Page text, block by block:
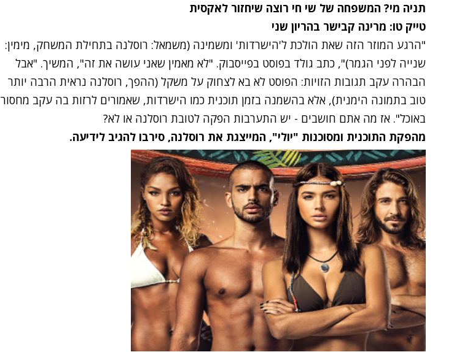
תניה מי? המשפחה של שי חי רוצה שיחזור לאקסית
טייק טו: מרינה קבישר בהריון שני
"הרגע המוזר הזה שאת הולכת ל'הישרדות' ומשמינה (משמאל: רוסלנה בתחילת המשחק, מימין:
שנייה לפני הגמר)", כתב גולד בפוסט בפייסבוק. "לא מאמין שאני עושה את זה", המשיך. "אבל
הבהרה עקב תגובות הזויות: הפוסט לא בא לצחוק על משקל (ההפך, רוסלנה נראית הרבה יותר
טוב בתמונה הימנית), אלא בהשמנה בזמן תוכנית כמו הישרדות, שאמורים לרזות בה עקב מחסור
באוכל". אז מה אתם חושבים - יש התערבות הפקה לטובת רוסלנה או לא?
מהפקת התוכנית ומסוכנות "יולי", המייצגת את רוסלנה, סירבו להגיב לידיעה.